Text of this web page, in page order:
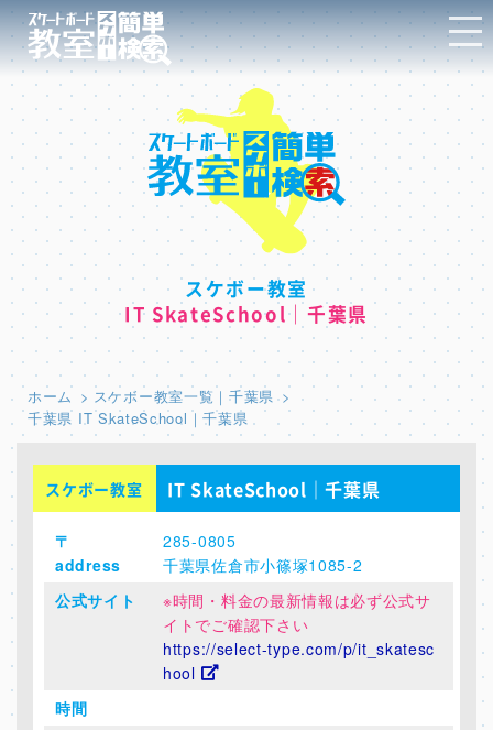
スケボー教室
IT SkateSchool｜千葉県
ホーム
スケボー教室一覧｜千葉県
千葉県 IT SkateSchool｜千葉県
スケボー教室 IT SkateSchool｜千葉県
〒
address
285-0805
千葉県佐倉市小篠塚1085-2
公式サイト
※時間・料金の最新情報は必ず公式サ
イトでご確認下さい
https://select-type.com/p/it_skatesc
hool
時間